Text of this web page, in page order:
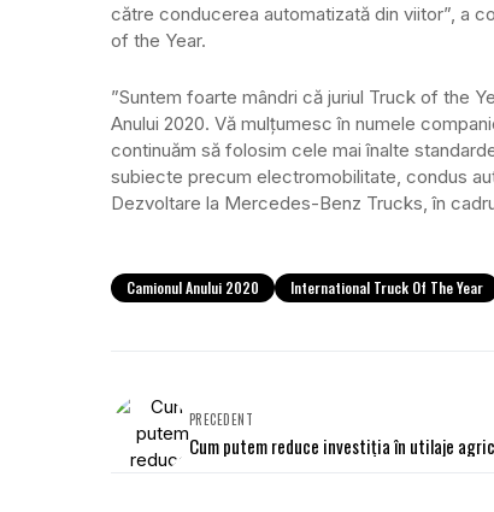
către conducerea automatizată din viitor”, a
of the Year.
”Suntem foarte mândri că juriul Truck of the
Anului 2020. Vă mulțumesc în numele
continuăm să folosim cele mai înalte
subiecte precum electromobilitate, condus
Dezvoltare la Mercedes-Benz Trucks, în
Camionul Anului 2020 International Truck Of The Year
PRECEDENT
Cum putem reduce investiția în utilaje